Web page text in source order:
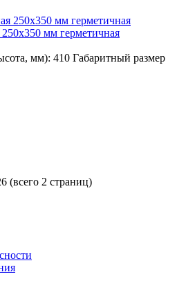
мм герметичная
мм): 410 Габаритный размер
(всего 2 страниц)